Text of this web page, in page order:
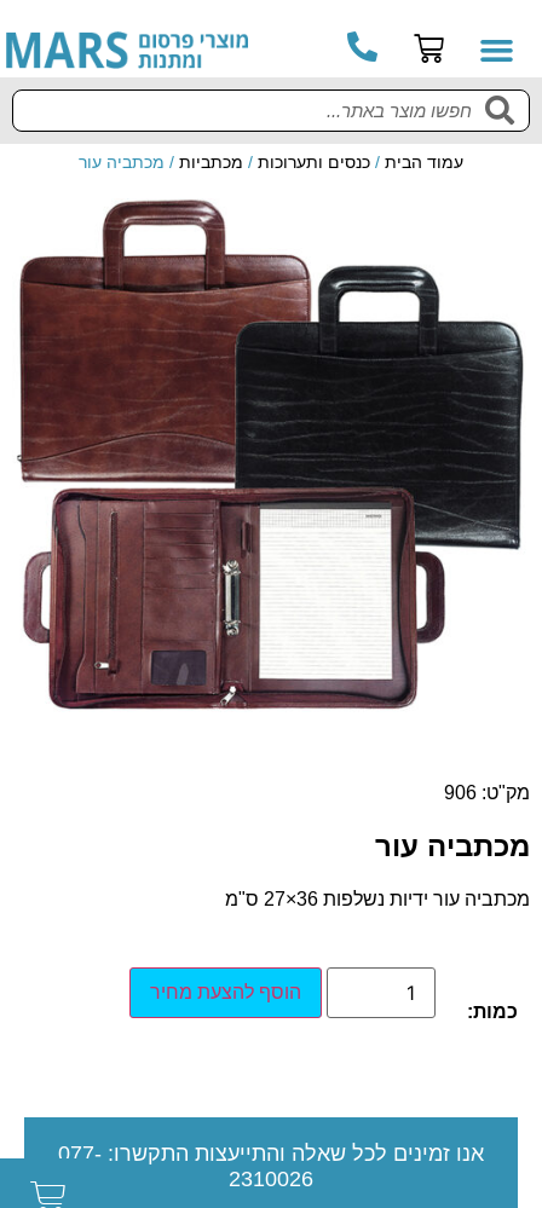
עמוד הבית / כנסים ותערוכות / מכתביות / מכתביה עור
מק"ט: 906
מכתביה עור
מכתביה עור ידיות נשלפות 36×27 ס"מ
כמות:
הוסף להצעת מחיר
אנו זמינים לכל שאלה והתייעצות התקשרו: 077-
2310026